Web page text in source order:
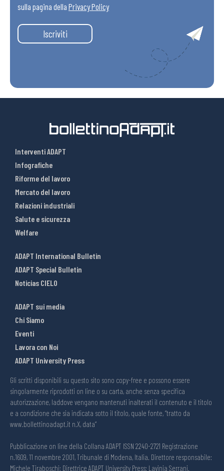
sulla pagina della Privacy Policy
Iscriviti
Interventi ADAPT
Infografiche
Riforme del lavoro
Mercato del lavoro
Relazioni industriali
Salute e sicurezza
Welfare
ADAPT International Bulletin
ADAPT Special Bulletin
Noticias CIELO
ADAPT sui media
Chi Siamo
Eventi
Lavora con Noi
ADAPT University Press
Gli scritti disponibili su questo sito sono copy-free e possono essere
singolarmente riprodotti on line o su carta, anche senza specifica
autorizzazione, laddove vengano mantenuti inalterati il contenuto e il titolo
e a condizione che sia indicata sotto il titolo, quale fonte, “tratto da
www.bollettinoadapt.it n.X, data“
Pubblicazione on line della Collana ADAPT ISSN 2240-2721 Registrazione
n.1609, 11 novembre 2001, Tribunale di Modena, Italia. Direttore responsabile:
Michele Tiraboschi; Direttrice ADAPT University Press: Lavinia Serrani.